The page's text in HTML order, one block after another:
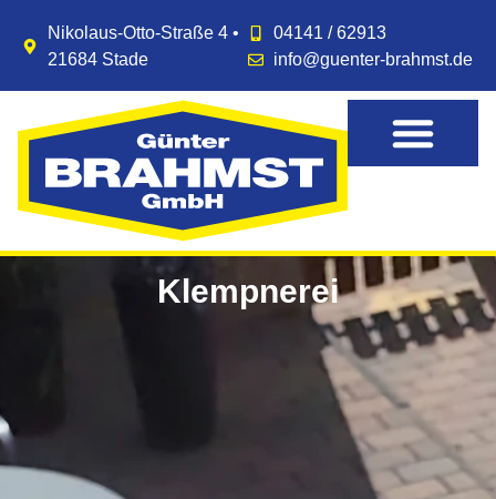
Nikolaus-Otto-Straße 4 •
21684 Stade
04141 / 62913
info@guenter-brahmst.de
Klempnerei